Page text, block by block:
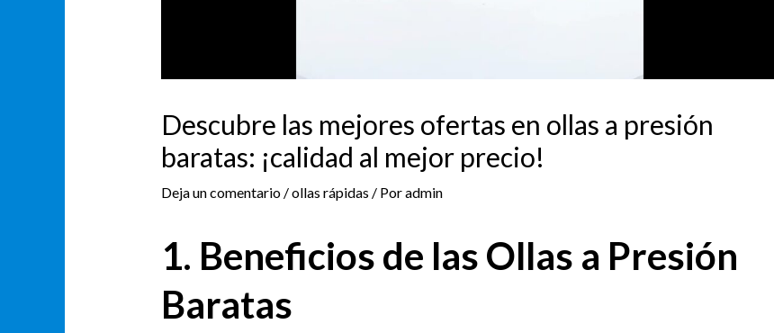
Descubre las mejores ofertas en ollas a presión
baratas: ¡calidad al mejor precio!
Deja un comentario /ollas rápidas / Poradmin
1. Beneficios de las Ollas a Presión
Baratas